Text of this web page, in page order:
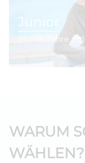
Junior
(11 – 16 Jahre alt)
WARUM
WÄHLEN?